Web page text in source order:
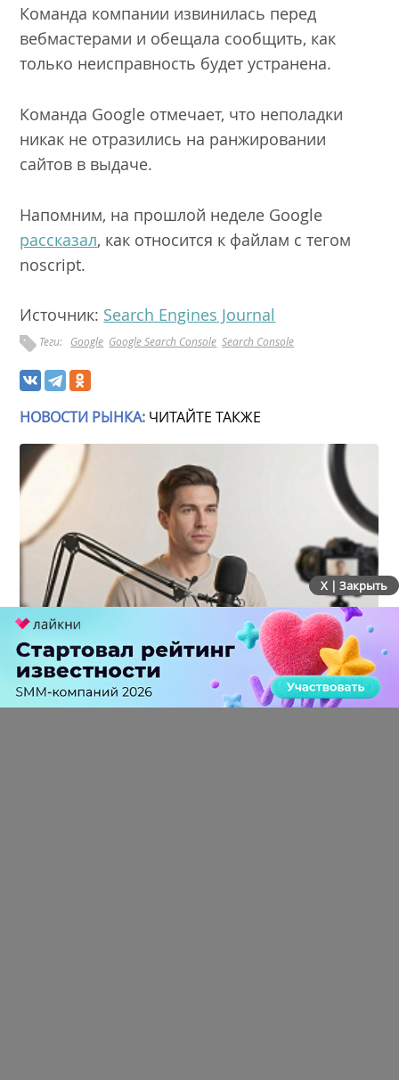
Команда компании извинилась перед
вебмастерами и обещала сообщить, как
только неисправность будет устранена.
Команда Google отмечает, что неполадки
никак не отразились на ранжировании
сайтов в выдаче.
Напомним, на прошлой неделе Google
рассказал, как относится к файлам с тегом
noscript.
Источник: Search Engines Journal
Теги: Google Google Search Console Search Console
НОВОСТИ РЫНКА: ЧИТАЙТЕ ТАКЖЕ
Российский рынок инфлюенс-маркетинга вошел в
фазу стагнации после нескольких лет роста
X | Закрыть